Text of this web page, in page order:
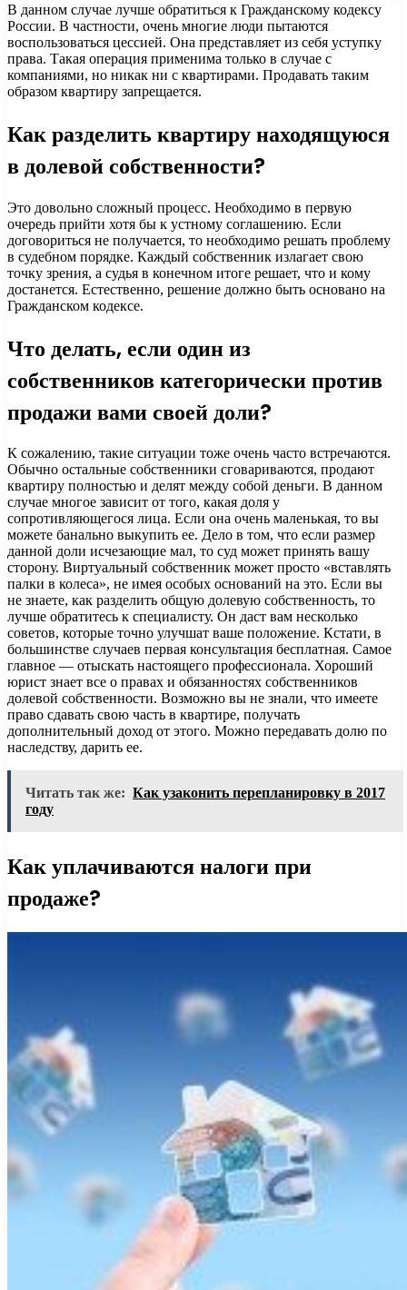
В данном случае лучше обратиться к Гражданскому кодексу
России. В частности, очень многие люди пытаются
воспользоваться цессией. Она представляет из себя уступку
права. Такая операция применима только в случае с
компаниями, но никак ни с квартирами. Продавать таким
образом квартиру запрещается.
Как разделить квартиру находящуюся
в долевой собственности?
Это довольно сложный процесс. Необходимо в первую
очередь прийти хотя бы к устному соглашению. Если
договориться не получается, то необходимо решать проблему
в судебном порядке. Каждый собственник излагает свою
точку зрения, а судья в конечном итоге решает, что и кому
достанется. Естественно, решение должно быть основано на
Гражданском кодексе.
Что делать, если один из
собственников категорически против
продажи вами своей доли?
К сожалению, такие ситуации тоже очень часто встречаются.
Обычно остальные собственники сговариваются, продают
квартиру полностью и делят между собой деньги. В данном
случае многое зависит от того, какая доля у
сопротивляющегося лица. Если она очень маленькая, то вы
можете банально выкупить ее. Дело в том, что если размер
данной доли исчезающие мал, то суд может принять вашу
сторону. Виртуальный собственник может просто «вставлять
палки в колеса», не имея особых оснований на это. Если вы
не знаете, как разделить общую долевую собственность, то
лучше обратитесь к специалисту. Он даст вам несколько
советов, которые точно улучшат ваше положение. Кстати, в
большинстве случаев первая консультация бесплатная. Самое
главное — отыскать настоящего профессионала. Хороший
юрист знает все о правах и обязанностях собственников
долевой собственности. Возможно вы не знали, что имеете
право сдавать свою часть в квартире, получать
дополнительный доход от этого. Можно передавать долю по
наследству, дарить ее.
Читать так же: Как узаконить перепланировку в 2017
году
Как уплачиваются налоги при
продаже?